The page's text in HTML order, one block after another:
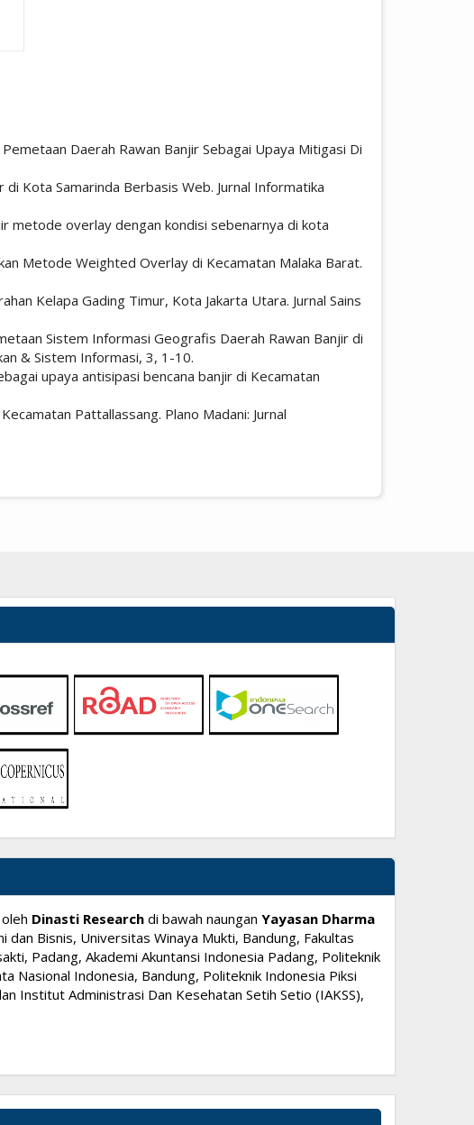
Daerah Rawan Banjir Sebagai Upaya Mitigasi Di
Kota Samarinda Berbasis Web. Jurnal Informatika
metode overlay dengan kondisi sebenarnya di kota
Metode Weighted Overlay di Kecamatan Malaka Barat.
Kelapa Gading Timur, Kota Jakarta Utara. Jurnal Sains
Sistem Informasi Geografis Daerah Rawan Banjir di
& Sistem Informasi, 3, 1-10.
upaya antisipasi bencana banjir di Kecamatan
Pattallassang. Plano Madani: Jurnal
Dinasti Research di bawah naungan Yayasan Dharma
Bisnis, Universitas Winaya Mukti, Bandung, Fakultas
Padang, Akademi Akuntansi Indonesia Padang, Politeknik
Nasional Indonesia, Bandung, Politeknik Indonesia Piksi
Institut Administrasi Dan Kesehatan Setih Setio (IAKSS),